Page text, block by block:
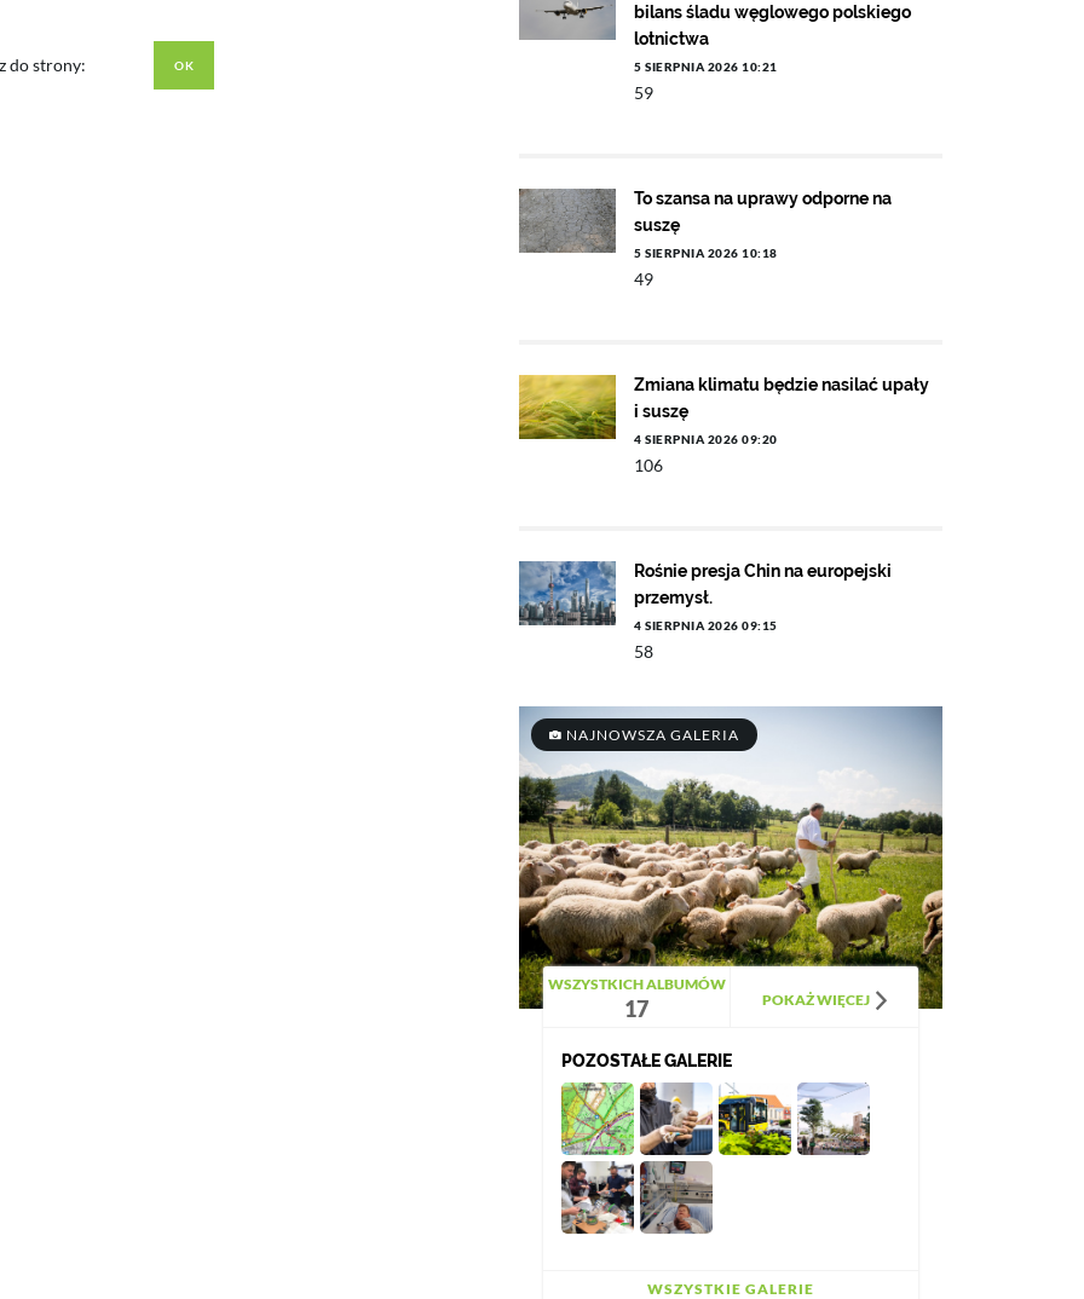
do strony:
bilans śladu węglowego polskiego
lotnictwa
5 SIERPNIA 2026 10:21
59
To szansa na uprawy odporne na
suszę
5 SIERPNIA 2026 10:18
49
Zmiana klimatu będzie nasilać upały
i suszę
4 SIERPNIA 2026 09:20
106
Rośnie presja Chin na europejski
przemysł.
4 SIERPNIA 2026 09:15
58
NAJNOWSZA GALERIA
WSZYSTKICH ALBUMÓW
17 POKAŻ WIĘCEJ
POZOSTAŁE GALERIE
WSZYSTKIE GALERIE